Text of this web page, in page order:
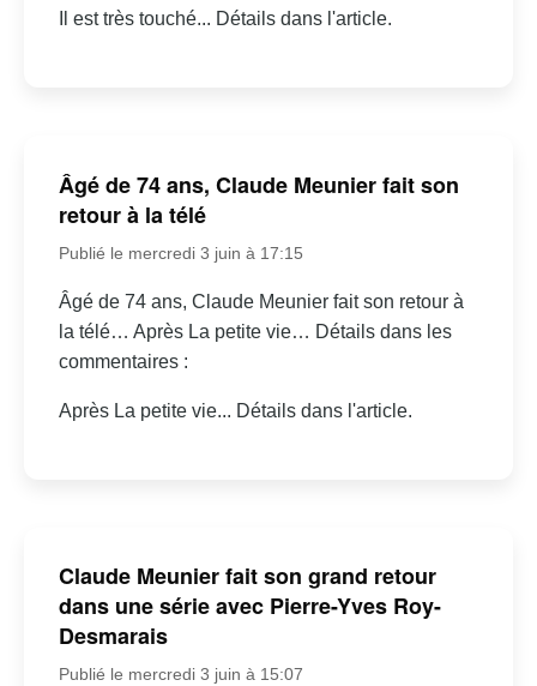
Il est très touché... Détails dans l'article.
Âgé de 74 ans, Claude Meunier fait son
retour à la télé
Publié le mercredi 3 juin à 17:15
Âgé de 74 ans, Claude Meunier fait son retour à
la télé… Après La petite vie… Détails dans les
commentaires :
Après La petite vie... Détails dans l'article.
Claude Meunier fait son grand retour
dans une série avec Pierre-Yves Roy-
Desmarais
Publié le mercredi 3 juin à 15:07